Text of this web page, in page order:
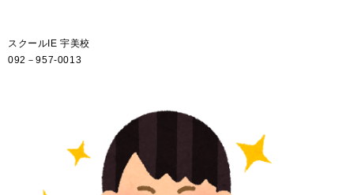
スクールIE 宇美校
092－957-0013